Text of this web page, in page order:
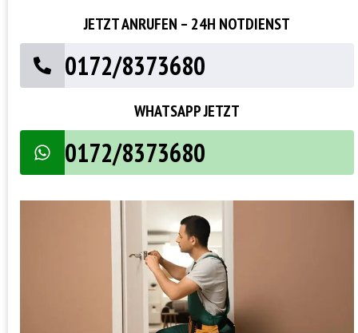
JETZT ANRUFEN – 24H NOTDIENST
0172/8373680
WHATSAPP JETZT
0172/8373680